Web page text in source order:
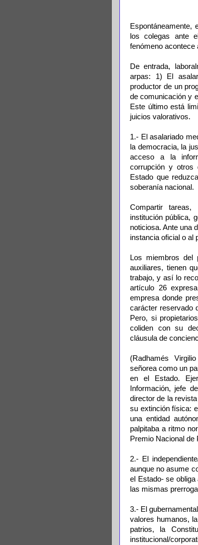
los colegas ante
fenómeno acontece
De entrada,
arpas: 1) El
productor de un
de comunicación y
Este último está
juicios valorativos.
1.- El asalariado
la democracia, la
acceso a la
corrupción y otros
Estado que
soberanía nacional.
Compartir
institución pública,
noticiosa. Ante una
instancia oficial o al
Los miembros del
auxiliares, tienen
trabajo, y así lo
artículo 26
empresa donde
carácter reservado
Pero, si
coliden con su
cláusula de
(Radhamés
señorea como un
en el Estado.
Información, jefe
director de la
su extinción física:
una entidad
palpitaba a ritmo
Premio Nacional de
2.- El
aunque no asume
el Estado- se
las mismas
3.- El
valores humanos,
patrios, la
institucional/